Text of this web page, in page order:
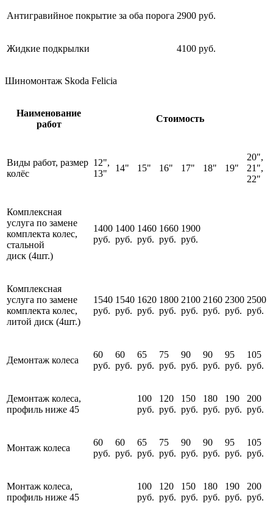
Антигравийное покрытие за оба порога 2900 руб.
Жидкие подкрылки 4100 руб.
Шиномонтаж Skoda Felicia
Наименование
работ
Стоимость
Виды работ, размер
колёс
12",
13"
14" 15" 16" 17" 18" 19"
20",
21",
22"
Комплексная
услуга по замене
комплекта колес,
стальной
диск (4шт.)
1400
руб.
1400
руб.
1460
руб.
1660
руб.
1900
руб.
Комплексная
услуга по замене
комплекта колес,
литой диск (4шт.)
1540
руб.
1540
руб.
1620
руб.
1800
руб.
2100
руб.
2160
руб.
2300
руб.
2500
руб.
Демонтаж колеса
60
руб.
60
руб.
65
руб.
75
руб.
90
руб.
90
руб.
95
руб.
105
руб.
Демонтаж колеса,
профиль ниже 45
100
руб.
120
руб.
150
руб.
180
руб.
190
руб.
200
руб.
Монтаж колеса
60
руб.
60
руб.
65
руб.
75
руб.
90
руб.
90
руб.
95
руб.
105
руб.
Монтаж колеса,
профиль ниже 45
100
руб.
120
руб.
150
руб.
180
руб.
190
руб.
200
руб.